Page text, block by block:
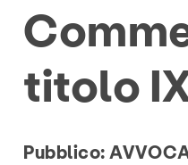
Elenco delle
titolo
Pubblico: